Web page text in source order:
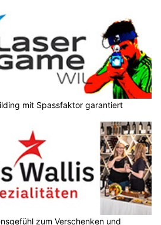
mit Spassfaktor garantiert
zum Verschenken und